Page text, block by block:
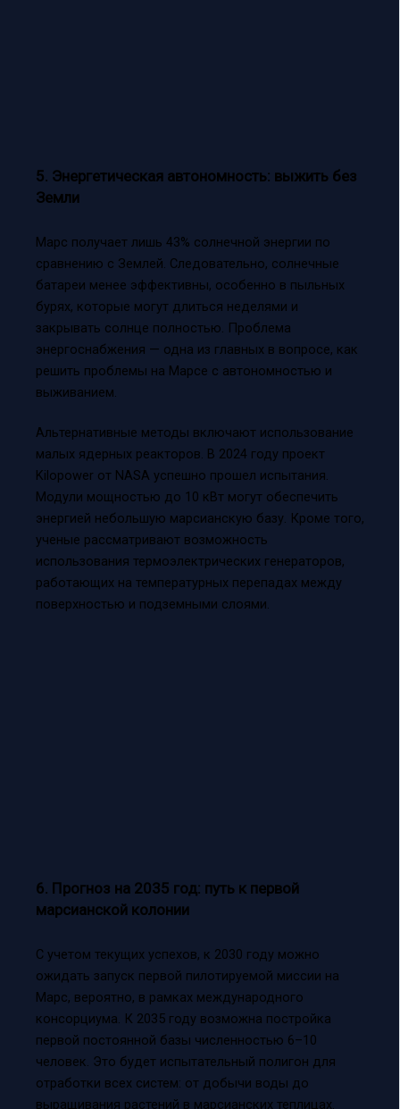
5. Энергетическая автономность: выжить без
Земли
Марс получает лишь 43% солнечной энергии по
сравнению с Землей. Следовательно, солнечные
батареи менее эффективны, особенно в пыльных
бурях, которые могут длиться неделями и
закрывать солнце полностью. Проблема
энергоснабжения — одна из главных в вопросе, как
решить проблемы на Марсе с автономностью и
выживанием.
Альтернативные методы включают использование
малых ядерных реакторов. В 2024 году проект
Kilopower от NASA успешно прошел испытания.
Модули мощностью до 10 кВт могут обеспечить
энергией небольшую марсианскую базу. Кроме того,
ученые рассматривают возможность
использования термоэлектрических генераторов,
работающих на температурных перепадах между
поверхностью и подземными слоями.
6. Прогноз на 2035 год: путь к первой
марсианской колонии
С учетом текущих успехов, к 2030 году можно
ожидать запуск первой пилотируемой миссии на
Марс, вероятно, в рамках международного
консорциума. К 2035 году возможна постройка
первой постоянной базы численностью 6–10
человек. Это будет испытательный полигон для
отработки всех систем: от добычи воды до
выращивания растений в марсианских теплицах.